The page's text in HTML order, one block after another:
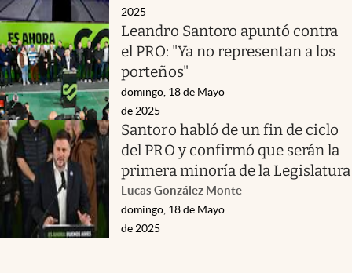
2025
Leandro Santoro apuntó contra
el PRO: "Ya no representan a los
porteños"
domingo, 18 de Mayo
de 2025
Santoro habló de un fin de ciclo
del PRO y confirmó que serán la
primera minoría de la Legislatura
Lucas González Monte
domingo, 18 de Mayo
de 2025